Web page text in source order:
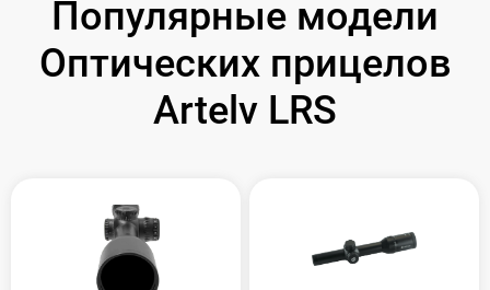
Популярные модели
Оптических прицелов
Artelv LRS